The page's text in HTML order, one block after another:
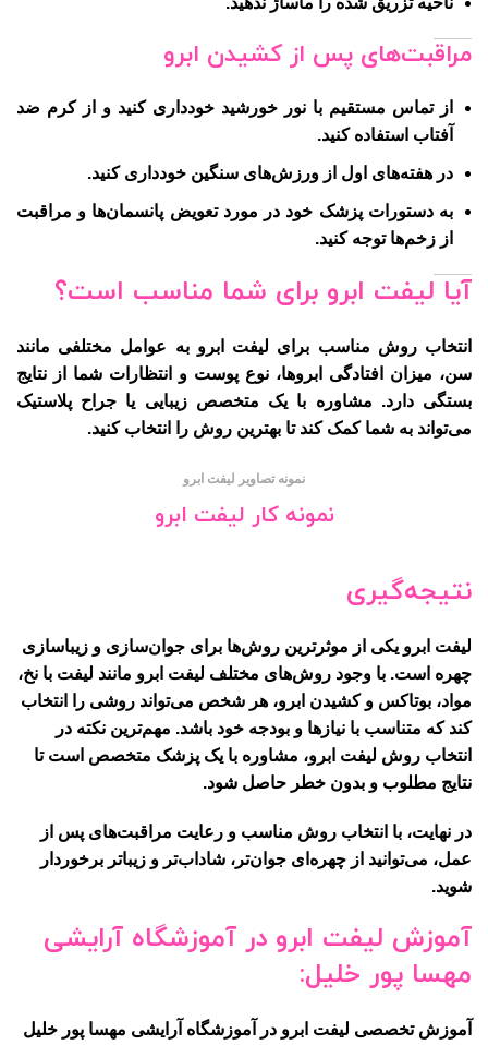
مراقبت‌های پس از کشیدن ابرو
از تماس مستقیم با نور خورشید خودداری کنید و از کرم ضد
آفتاب استفاده کنید.
در هفته‌های اول از ورزش‌های سنگین خودداری کنید.
به دستورات پزشک خود در مورد تعویض پانسمان‌ها و مراقبت
از زخم‌ها توجه کنید.
آیا لیفت ابرو برای شما مناسب است؟
انتخاب روش مناسب برای لیفت ابرو به عوامل مختلفی مانند
سن، میزان افتادگی ابروها، نوع پوست و انتظارات شما از نتایج
بستگی دارد. مشاوره با یک متخصص زیبایی یا جراح پلاستیک
می‌تواند به شما کمک کند تا بهترین روش را انتخاب کنید.
نمونه تصاویر لیفت ابرو
نمونه کار لیفت ابرو
نتیجه‌گیری
لیفت ابرو یکی از موثرترین روش‌ها برای جوان‌سازی و زیباسازی
چهره است. با وجود روش‌های مختلف لیفت ابرو مانند لیفت با نخ،
مواد، بوتاکس و کشیدن ابرو، هر شخص می‌تواند روشی را انتخاب
کند که متناسب با نیازها و بودجه خود باشد. مهم‌ترین نکته در
انتخاب روش لیفت ابرو، مشاوره با یک پزشک متخصص است تا
نتایج مطلوب و بدون خطر حاصل شود.
در نهایت، با انتخاب روش مناسب و رعایت مراقبت‌های پس از
عمل، می‌توانید از چهره‌ای جوان‌تر، شاداب‌تر و زیباتر برخوردار
شوید.
آموزش لیفت ابرو در آموزشگاه آرایشی
مهسا پور خلیل:
آموزش تخصصی لیفت ابرو در آموزشگاه آرایشی مهسا پور خلیل